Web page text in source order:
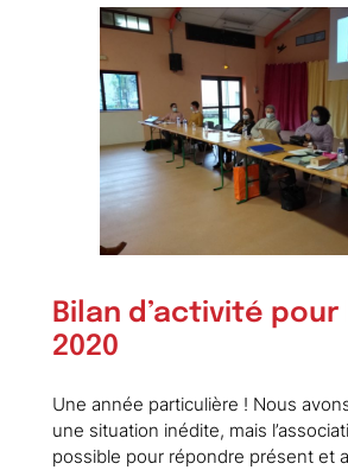
Bilan d’activité pour
2020
Une année particulière ! Nous
une situation inédite, mais
possible pour répondre présent et